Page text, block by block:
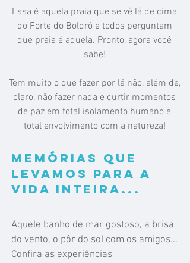
Essa é aquela praia que se vê lá de cima
do Forte do Boldró e todos perguntam
que praia é aquela. Pronto, agora você
sabe!​
Tem muito o que fazer por lá não, além de,
claro, não fazer nada e curtir momentos
de paz em total isolamento humano e
total envolvimento com a natureza!​
Memórias que
levamos para a
vida inteira...
Aquele banho de mar gostoso, a brisa
do vento, o pôr do sol com os amigos...
Confira as experiências